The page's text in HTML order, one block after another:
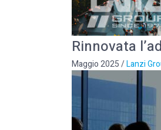
Rinnovata
Maggio 2025/Lanzi